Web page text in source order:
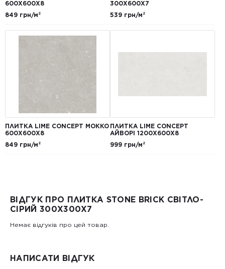
600Х600Х8
849 грн/м²
300Х600Х7
539 грн/м²
ПЛИТКА LIME CONCEPT МОККО
600Х600Х8
849 грн/м²
ПЛИТКА LIME CONCEPT
АЙВОРІ 1200Х600Х8
999 грн/м²
ВІДГУК ПРО ПЛИТКА STONE BRICK СВІТЛО-
СІРИЙ 300Х300X7
Немає відгуків про цей товар.
НАПИСАТИ ВІДГУК